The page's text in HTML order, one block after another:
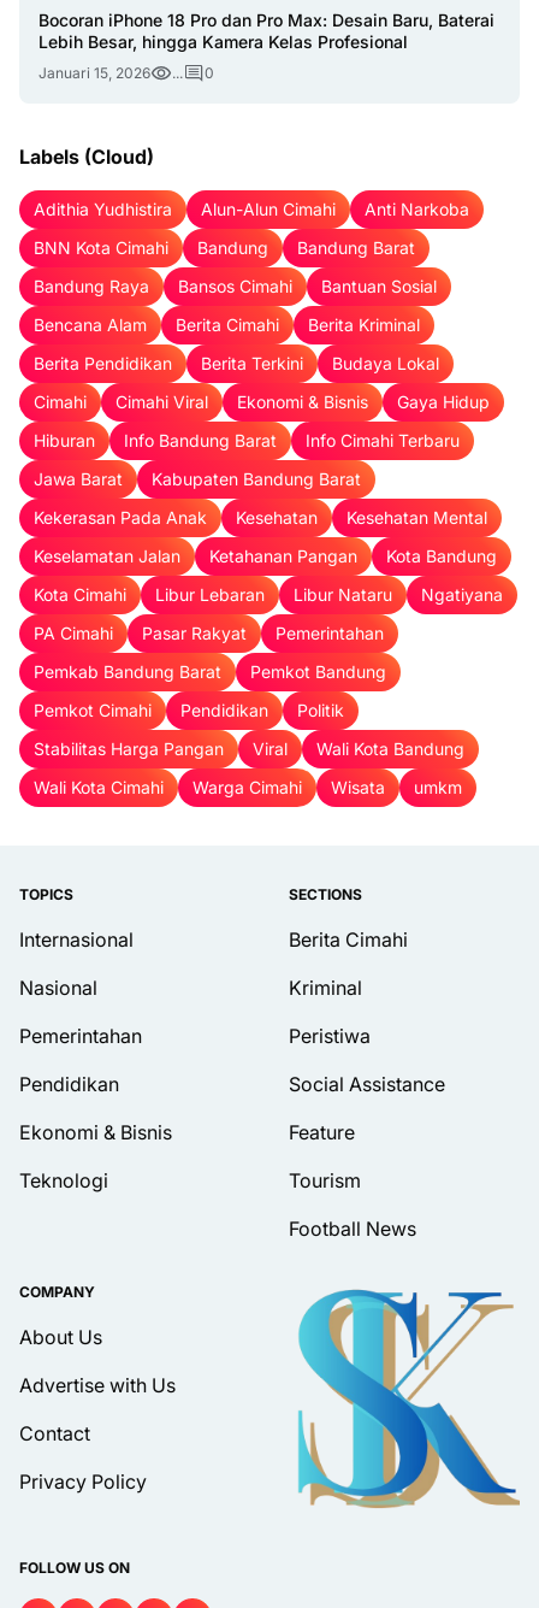
Bocoran iPhone 18 Pro dan Pro Max: Desain Baru, Baterai
Lebih Besar, hingga Kamera Kelas Profesional
Januari 15, 2026 ... 0
Labels (Cloud)
Adithia Yudhistira Alun-Alun Cimahi
Anti Narkoba
BNN Kota Cimahi
Bandung
Bandung Barat
Bandung Raya
Bansos Cimahi
Bantuan Sosial
Bencana Alam
Berita Cimahi
Berita Kriminal
Berita Pendidikan
Berita Terkini
Budaya Lokal
Cimahi
Cimahi Viral Ekonomi & Bisnis
Gaya Hidup
Hiburan
Info Bandung Barat
Info Cimahi Terbaru
Jawa Barat
Kabupaten Bandung Barat
Kekerasan Pada Anak
Kesehatan
Kesehatan Mental
Keselamatan Jalan
Ketahanan Pangan
Kota Bandung
Kota Cimahi
Libur Lebaran Libur Nataru
Ngatiyana
PA Cimahi
Pasar Rakyat
Pemerintahan
Pemkab Bandung Barat
Pemkot Bandung
Pemkot Cimahi
Pendidikan
Politik
Stabilitas Harga Pangan
Viral
Wali Kota Bandung
Wali Kota Cimahi
Warga Cimahi Wisata umkm
TOPICS
Internasional
Nasional
Pemerintahan
Pendidikan
Ekonomi & Bisnis
Teknologi
SECTIONS
Berita Cimahi
Kriminal
Peristiwa
Social Assistance
Feature
Tourism
Football News
COMPANY
About Us
Advertise with Us
Contact
Privacy Policy
FOLLOW US ON